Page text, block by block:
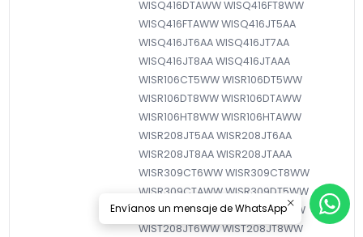
Envíanos un mensaje de WhatsApp